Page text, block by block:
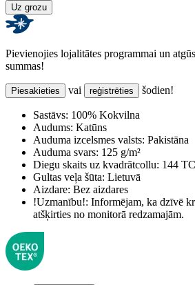
Uz grozu
Pievienojies lojalitātes programmai un
summas!
Piesakieties vai reģistrēties šodien!
Sastāvs: 100% Kokvilna
Audums: Katūns
Auduma izcelsmes valsts: Pakistāna
Auduma svars: 125 g/m²
Diegu skaits uz kvadrātcollu: 144 TC
Gultas veļa šūta: Lietuvā
Aizdare: Bez aizdares
!Uzmanību!: Informējam, ka dzīvē
atšķirties no monitorā redzamajām.